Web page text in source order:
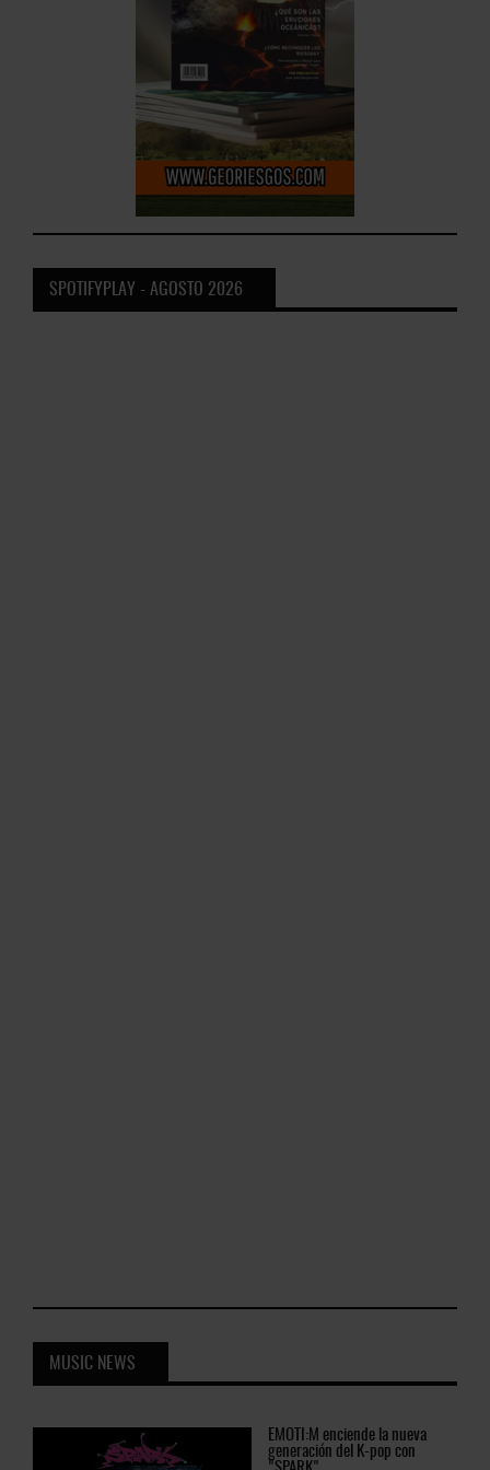
#EstrenosPlay - Febrero 2026
EstrenosPlay - Enero 2026
#EstrenosPlay - Diciembre 2025
SPOTIFYPLAY - AGOSTO 2026
MUSIC NEWS
EMOTI:M enciende la nueva
generación del K-pop con